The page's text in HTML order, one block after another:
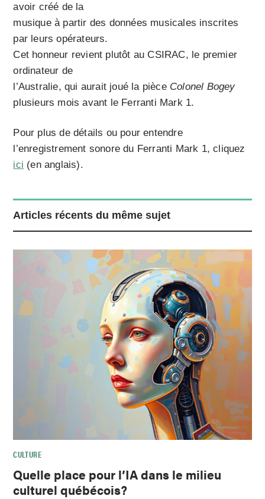
avoir créé de la
musique à partir des données musicales inscrites
par leurs opérateurs.
Cet honneur revient plutôt au CSIRAC, le premier
ordinateur de
l’Australie, qui aurait joué la pièce Colonel Bogey
plusieurs mois avant le Ferranti Mark 1.
Pour plus de détails ou pour entendre
l’enregistrement sonore du Ferranti Mark 1, cliquez
ici (en anglais).
Articles récents du même sujet
CULTURE
Quelle place pour l’IA dans le milieu
culturel québécois?